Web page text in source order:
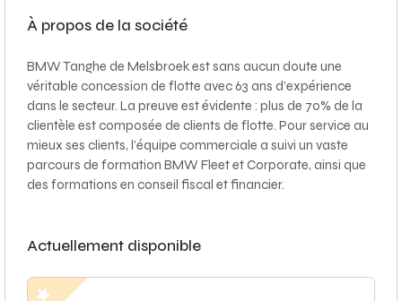
À propos de la société
BMW Tanghe de Melsbroek est sans aucun doute une
véritable concession de flotte avec 63 ans d’expérience
dans le secteur. La preuve est évidente : plus de 70% de la
clientèle est composée de clients de flotte. Pour service au
mieux ses clients, l’équipe commerciale a suivi un vaste
parcours de formation BMW Fleet et Corporate, ainsi que
des formations en conseil fiscal et financier.
Actuellement disponible